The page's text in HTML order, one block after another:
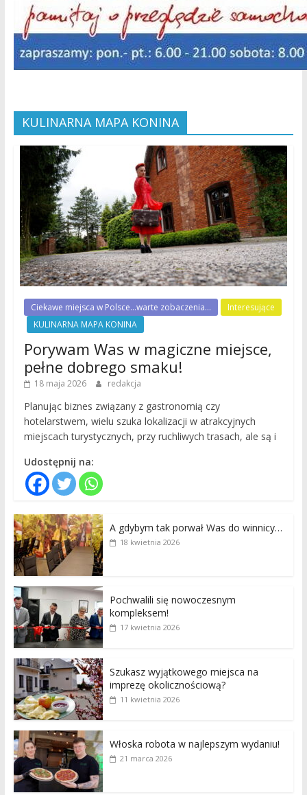
KULINARNA MAPA KONINA
Ciekawe miejsca w Polsce...warte zobaczenia...
Interesujące
KULINARNA MAPA KONINA
Porywam Was w magiczne miejsce,
pełne dobrego smaku!
18 maja 2026 redakcja
Planując biznes związany z gastronomią czy
hotelarstwem, wielu szuka lokalizacji w atrakcyjnych
miejscach turystycznych, przy ruchliwych trasach, ale są i
Udostępnij na:
A gdybym tak porwał Was do winnicy…
18 kwietnia 2026
Pochwalili się nowoczesnym
kompleksem!
17 kwietnia 2026
Szukasz wyjątkowego miejsca na
imprezę okolicznościową?
11 kwietnia 2026
Włoska robota w najlepszym wydaniu!
21 marca 2026